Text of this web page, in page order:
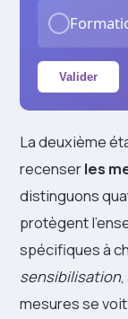
Valider
La deuxième
recenserles
distinguons
protègent
spécifiques à
sensibilisation
mesures se